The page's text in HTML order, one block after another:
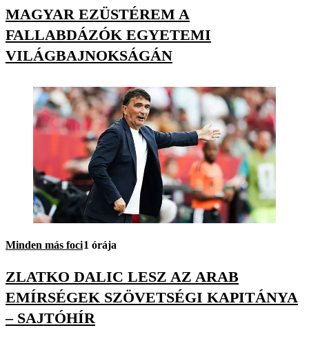
MAGYAR EZÜSTÉREM A
FALLABDÁZÓK EGYETEMI
VILÁGBAJNOKSÁGÁN
Minden más foci1 órája
ZLATKO DALIC LESZ AZ ARAB
EMÍRSÉGEK SZÖVETSÉGI KAPITÁNYA
– SAJTÓHÍR